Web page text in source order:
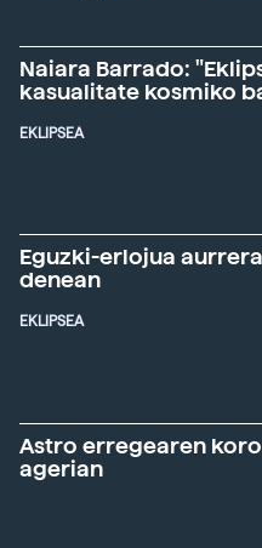
Naiara Barrado:
kasualitate kosmiko
EKLIPSEA
Eguzki-erlojua
denean
EKLIPSEA
Astro erregearen
agerian